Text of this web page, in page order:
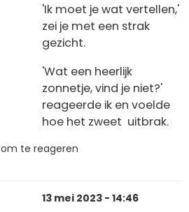
'Ik moet je wat vertellen,'
zei je met een strak
gezicht.
'Wat een heerlijk
zonnetje, vind je niet?'
reageerde ik en voelde
hoe het zweet uitbrak.
om te reageren
13 mei 2023 - 14:46